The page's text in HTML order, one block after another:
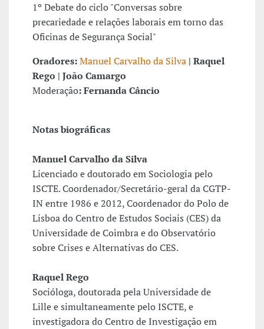
1º Debate do ciclo "Conversas sobre
precariedade e relações laborais em torno das
Oficinas de Segurança Social"
Oradores:Manuel Carvalho da Silva | Raquel
Rego | João Camargo
Moderação: Fernanda Câncio
Notas biográficas
Manuel Carvalho da Silva
Licenciado e doutorado em Sociologia pelo
ISCTE. Coordenador/Secretário-geral da CGTP-
IN entre 1986 e 2012, Coordenador do Polo de
Lisboa do Centro de Estudos Sociais (CES) da
Universidade de Coimbra e do Observatório
sobre Crises e Alternativas do CES.
Raquel Rego
Socióloga, doutorada pela Universidade de
Lille e simultaneamente pelo ISCTE, e
investigadora do Centro de Investigação em